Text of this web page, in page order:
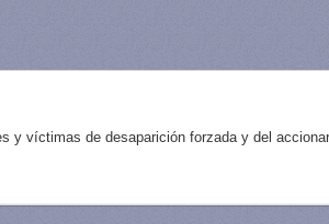
y víctimas de desaparición forzada y del